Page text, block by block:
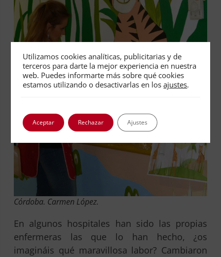
Córdoba. Carmen López.
En algunos hospitales han sido las propias
enfermeras las que lo han hecho, ¿os
imagináis qué maravillosa labor? Cambiaron
Utilizamos cookies analíticas, publicitarias y de
terceros para darte la mejor experiencia en nuestra
web. Puedes informarte más sobre qué cookies
estamos utilizando o desactivarlas en losajustes.
Aceptar Rechazar Ajustes